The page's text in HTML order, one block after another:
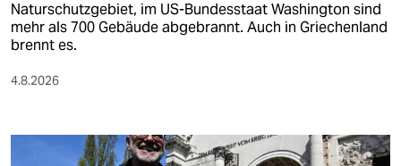
Naturschutzgebiet, im US-Bundesstaat Washington sind
mehr als 700 Gebäude abgebrannt. Auch in Griechenland
brennt es.
4.8.2026